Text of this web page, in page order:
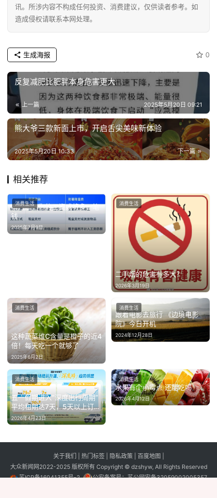
新
讯。所涉内容不构成任何投资、消费建议，仅供读者参考。如
造成侵权请联系本网处理。
0
生成海报
反复减肥比肥胖本身危害更大
上一篇 2025年5月20日 09:21
熊大爷三款新面上市，开启舌尖美味新体验
下一篇
2025年5月20日 10:33
相关推荐
本月起，你的工资或将多一笔
钱
2025年7月9日
消费生活
二手烟的危害有多大？
2026年3月19日
消费生活
这种蔬菜维C含量是橙子的近4
倍！每天吃一个就够了
2025年6月2日
消费生活
跟着电影去旅行 《边境电影
院》今日开机
2024年12月28日
消费生活
五一假期进入“深度出行周期”
平均租期达7天，5天以上订单
增长70%
2026年4月23日
消费生活
水果有个小霉点 还能吃吗
2026年4月12日
消费生活
关于我们 热门标签 隐私政策 百度地图
大众新闻网2022-2025 版权所有 Copyright © dzshyw, All Rights Reserved
苏ICP备16041355号-2
公安备案号：苏公网安备32059002005357